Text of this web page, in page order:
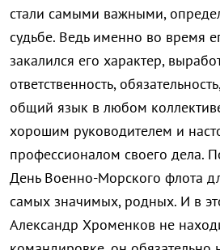
стали самыми важными,
судьбе. Ведь именно во время
закалился его характер,
ответственность,
общий язык в любом
хорошим руководителем и
профессионалом своего дела.
День Военно-Морского флота
самых значимых, родных. И в
Александр Хроменков не